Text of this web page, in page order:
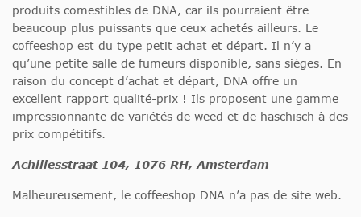
produits comestibles de DNA, car ils pourraient être
beaucoup plus puissants que ceux achetés ailleurs. Le
coffeeshop est du type petit achat et départ. Il n’y a
qu’une petite salle de fumeurs disponible, sans sièges. En
raison du concept d’achat et départ, DNA offre un
excellent rapport qualité-prix ! Ils proposent une gamme
impressionnante de variétés de weed et de haschisch à des
prix compétitifs.
Achillesstraat 104, 1076 RH, Amsterdam
Malheureusement, le coffeeshop DNA n’a pas de site web.